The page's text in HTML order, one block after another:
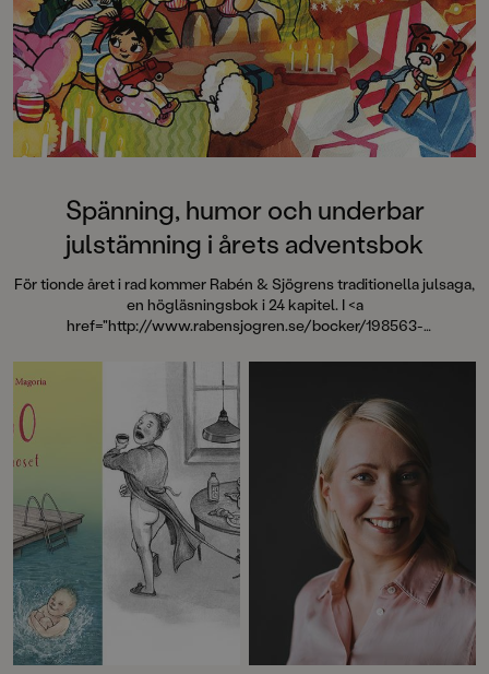
Spänning, humor och underbar
julstämning i årets adventsbok
För tionde året i rad kommer Rabén & Sjögrens traditionella julsaga,
en högläsningsbok i 24 kapitel. I <a
href="http://www.rabensjogren.se/bocker/198563-
illustratören Matilda Ruta om Ebbe, en kille som verkligen älskar
julen – och mysterier.